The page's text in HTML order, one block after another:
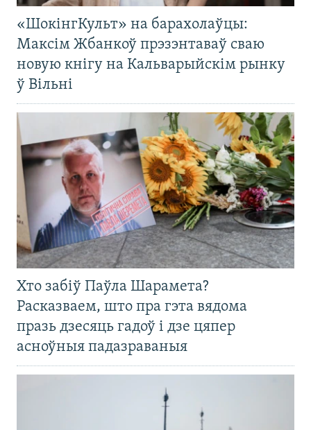
«ШокінгКульт» на барахолаўцы:
Максім Жбанкоў прэзэнтаваў сваю
новую кнігу на Кальварыйскім рынку
ў Вільні
Хто забіў Паўла Шарамета?
Расказваем, што пра гэта вядома
празь дзесяць гадоў і дзе цяпер
асноўныя падазраваныя